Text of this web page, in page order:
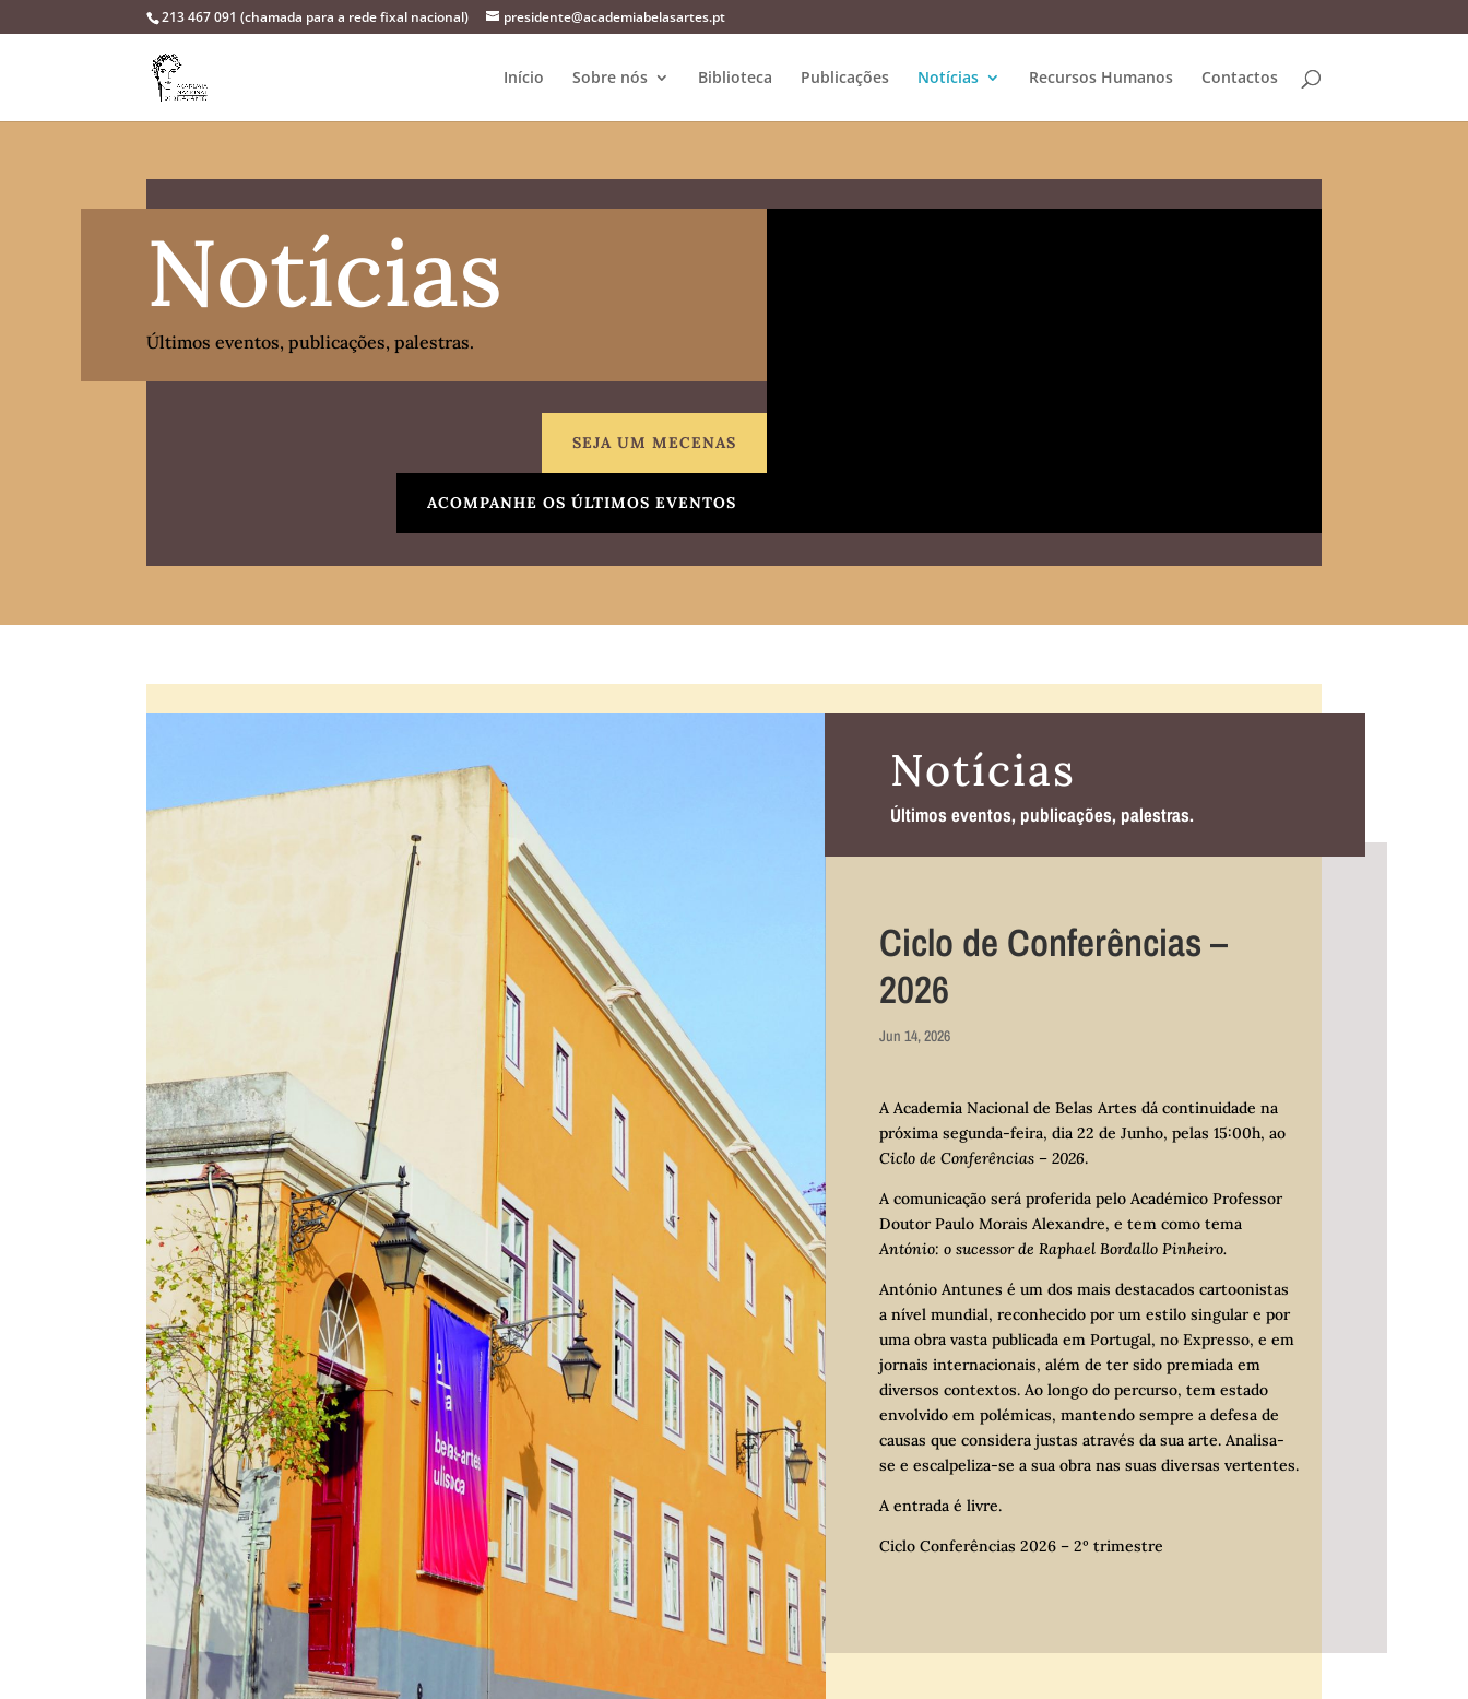
213 467 091 (chamada para a rede fixal nacional) presidente@academiabelasartes.pt
Início Sobre nós Biblioteca Publicações Notícias Recursos Humanos Contactos
Notícias
Últimos eventos, publicações, palestras.
SEJA UM MECENAS
ACOMPANHE OS ÚLTIMOS EVENTOS
Notícias
Últimos eventos, publicações, palestras.
Ciclo de Conferências –
2026
Jun 14, 2026
A Academia Nacional de Belas Artes dá continuidade na
próxima segunda-feira, dia 22 de Junho, pelas 15:00h, ao
Ciclo de Conferências – 2026.
A comunicação será proferida pelo Académico Professor
Doutor Paulo Morais Alexandre, e tem como tema
António: o sucessor de Raphael Bordallo Pinheiro.
António Antunes é um dos mais destacados cartoonistas
a nível mundial, reconhecido por um estilo singular e por
uma obra vasta publicada em Portugal, no Expresso, e em
jornais internacionais, além de ter sido premiada em
diversos contextos. Ao longo do percurso, tem estado
envolvido em polémicas, mantendo sempre a defesa de
causas que considera justas através da sua arte. Analisa-
se e escalpeliza-se a sua obra nas suas diversas vertentes.
A entrada é livre.
Ciclo Conferências 2026 – 2º trimestre